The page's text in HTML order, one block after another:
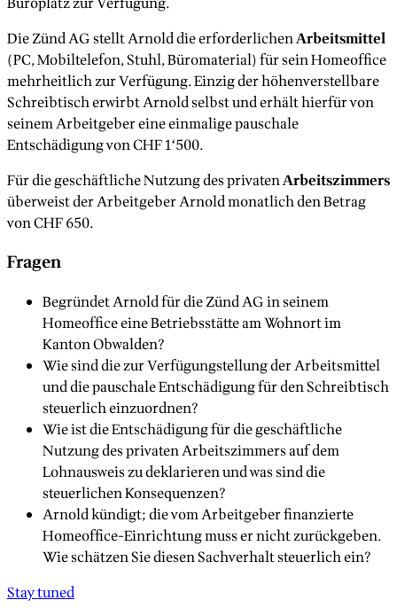
Die Zünd AG stellt Arnold die erforderlichenArbeitsmittel
(PC, Mobiltelefon, Stuhl, Büromaterial) für sein Homeoffice
mehrheitlich zur Verfügung. Einzig der höhenverstellbare
Schreibtisch erwirbt Arnold selbst und erhält hierfür von
seinem Arbeitgeber eine einmalige pauschale
Entschädigung von CHF 1‘500.
Für die geschäftliche Nutzung des privatenArbeitszimmers
überweist der Arbeitgeber Arnold monatlich den Betrag
von CHF 650.
Fragen
Begründet Arnold für die Zünd AG in seinem
Homeoffice eine Betriebsstätte am Wohnort im
Kanton Obwalden?
Wie sind die zur Verfügungstellung der Arbeitsmittel
und die pauschale Entschädigung für den Schreibtisch
steuerlich einzuordnen?
Wie ist die Entschädigung für die geschäftliche
Nutzung des privaten Arbeitszimmers auf dem
Lohnausweis zu deklarieren und was sind die
steuerlichen Konsequenzen?
Arnold kündigt; die vom Arbeitgeber finanzierte
Homeoffice-Einrichtung muss er nicht zurückgeben.
Wie schätzen Sie diesen Sachverhalt steuerlich ein?
Stay tuned